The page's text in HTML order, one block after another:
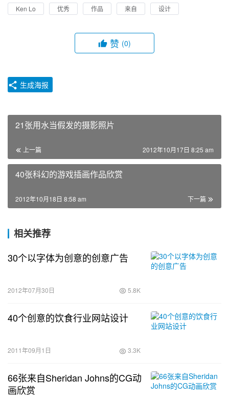
Ken Lo 优秀 作品 来自 设计
赞 (0)
生成海报
21张用水当假发的摄影照片
上一篇 2012年10月17日 8:25 am
40张科幻的游戏插画作品欣赏
下一篇
2012年10月18日 8:58 am
相关推荐
30个以字体为创意的创意广告
2012年07月30日 5.8K
40个创意的饮食行业网站设计
2011年09月1日 3.3K
66张来自Sheridan Johns的CG动
画欣赏